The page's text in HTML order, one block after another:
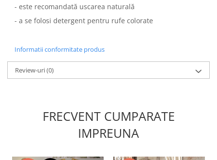
- este recomandată uscarea naturală
- a se folosi detergent pentru rufe colorate
Informatii conformitate produs
Review-uri(0)
FRECVENT CUMPARATE
IMPREUNA